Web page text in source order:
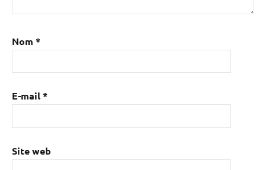
Nom *
E-mail*
Site web